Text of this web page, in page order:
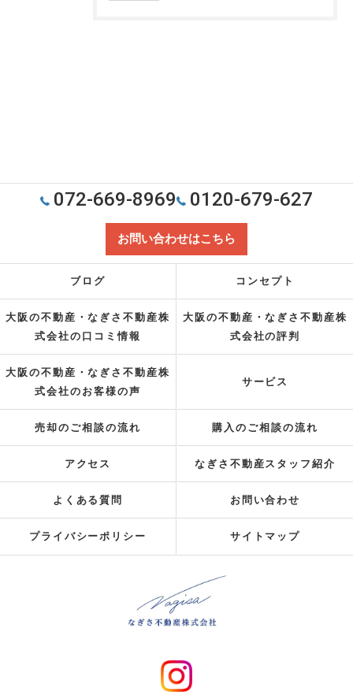
072-669-8969 0120-679-627
お問い合わせはこちら
ブログ コンセプト
大阪の不動産・なぎさ不動産株
式会社の口コミ情報
大阪の不動産・なぎさ不動産株
式会社の評判
大阪の不動産・なぎさ不動産株
式会社のお客様の声
サービス
売却のご相談の流れ 購入のご相談の流れ
アクセス なぎさ不動産スタッフ紹介
よくある質問 お問い合わせ
プライバシーポリシー サイトマップ